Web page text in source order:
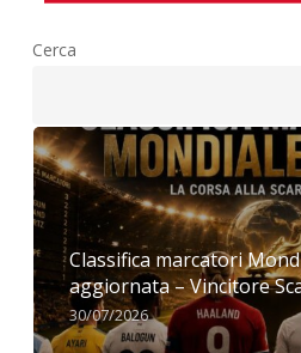
Cerca
Classifica marcatori
aggiornata – Vincitore
30/07/2026